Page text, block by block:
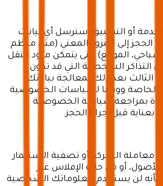
أو التطبيق، سنرسل أي بيانات
الحجز إلى المزود المعني (مثل منظم
الموقع) حتى يتمكن مزود النقل
التذاكر الشخصية التي قد تكون
بعد ذلك بمعالجة بياناتك
ووفقًا لسياسات الخصوصية
بمراجعة سياسة الخصوصية
قبل إجراء الحجز.
معاملة الشركة أو تصفية الاستثمار
الأصول، أو في حالة الإفلاس غير
بأنه لن يستخدم معلوماتك الشخصية